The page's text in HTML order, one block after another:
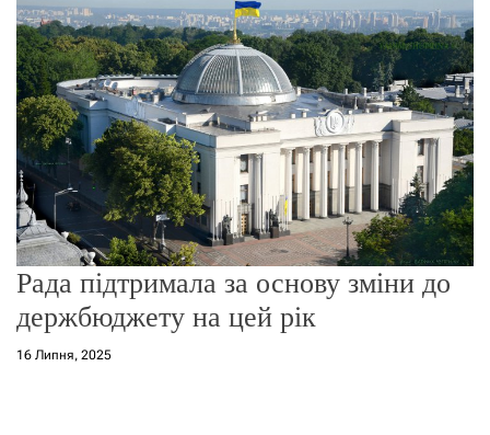
е
ж
и
м
у
Рада підтримала за основу зміни до
держбюджету на цей рік
16 Липня, 2025